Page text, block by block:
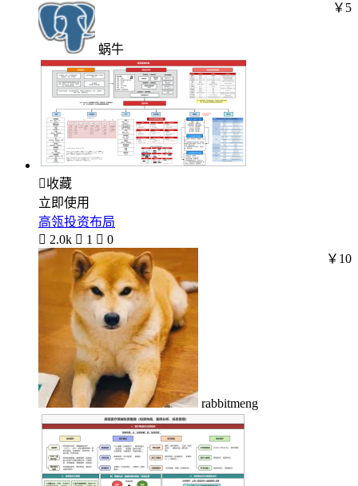
蜗牛
￥5
收藏
立即使用
高瓴投资布局
 2.0k  1  0
rabbitmeng
￥10